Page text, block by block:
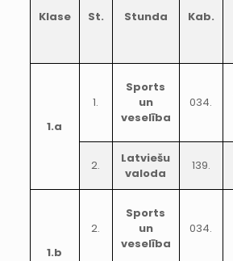
Klase St. Stunda Kab.
1.a
1.
Sports
un
veselība
034.
2.
Latviešu
valoda
139.
1.b
2.
Sports
un
veselība
034.